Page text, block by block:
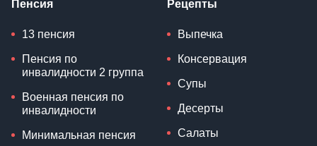
Пенсия
13 пенсия
Пенсия по
инвалидности 2 группа
Военная пенсия по
инвалидности
Минимальная пенсия
Рецепты
Выпечка
Консервация
Супы
Десерты
Салаты